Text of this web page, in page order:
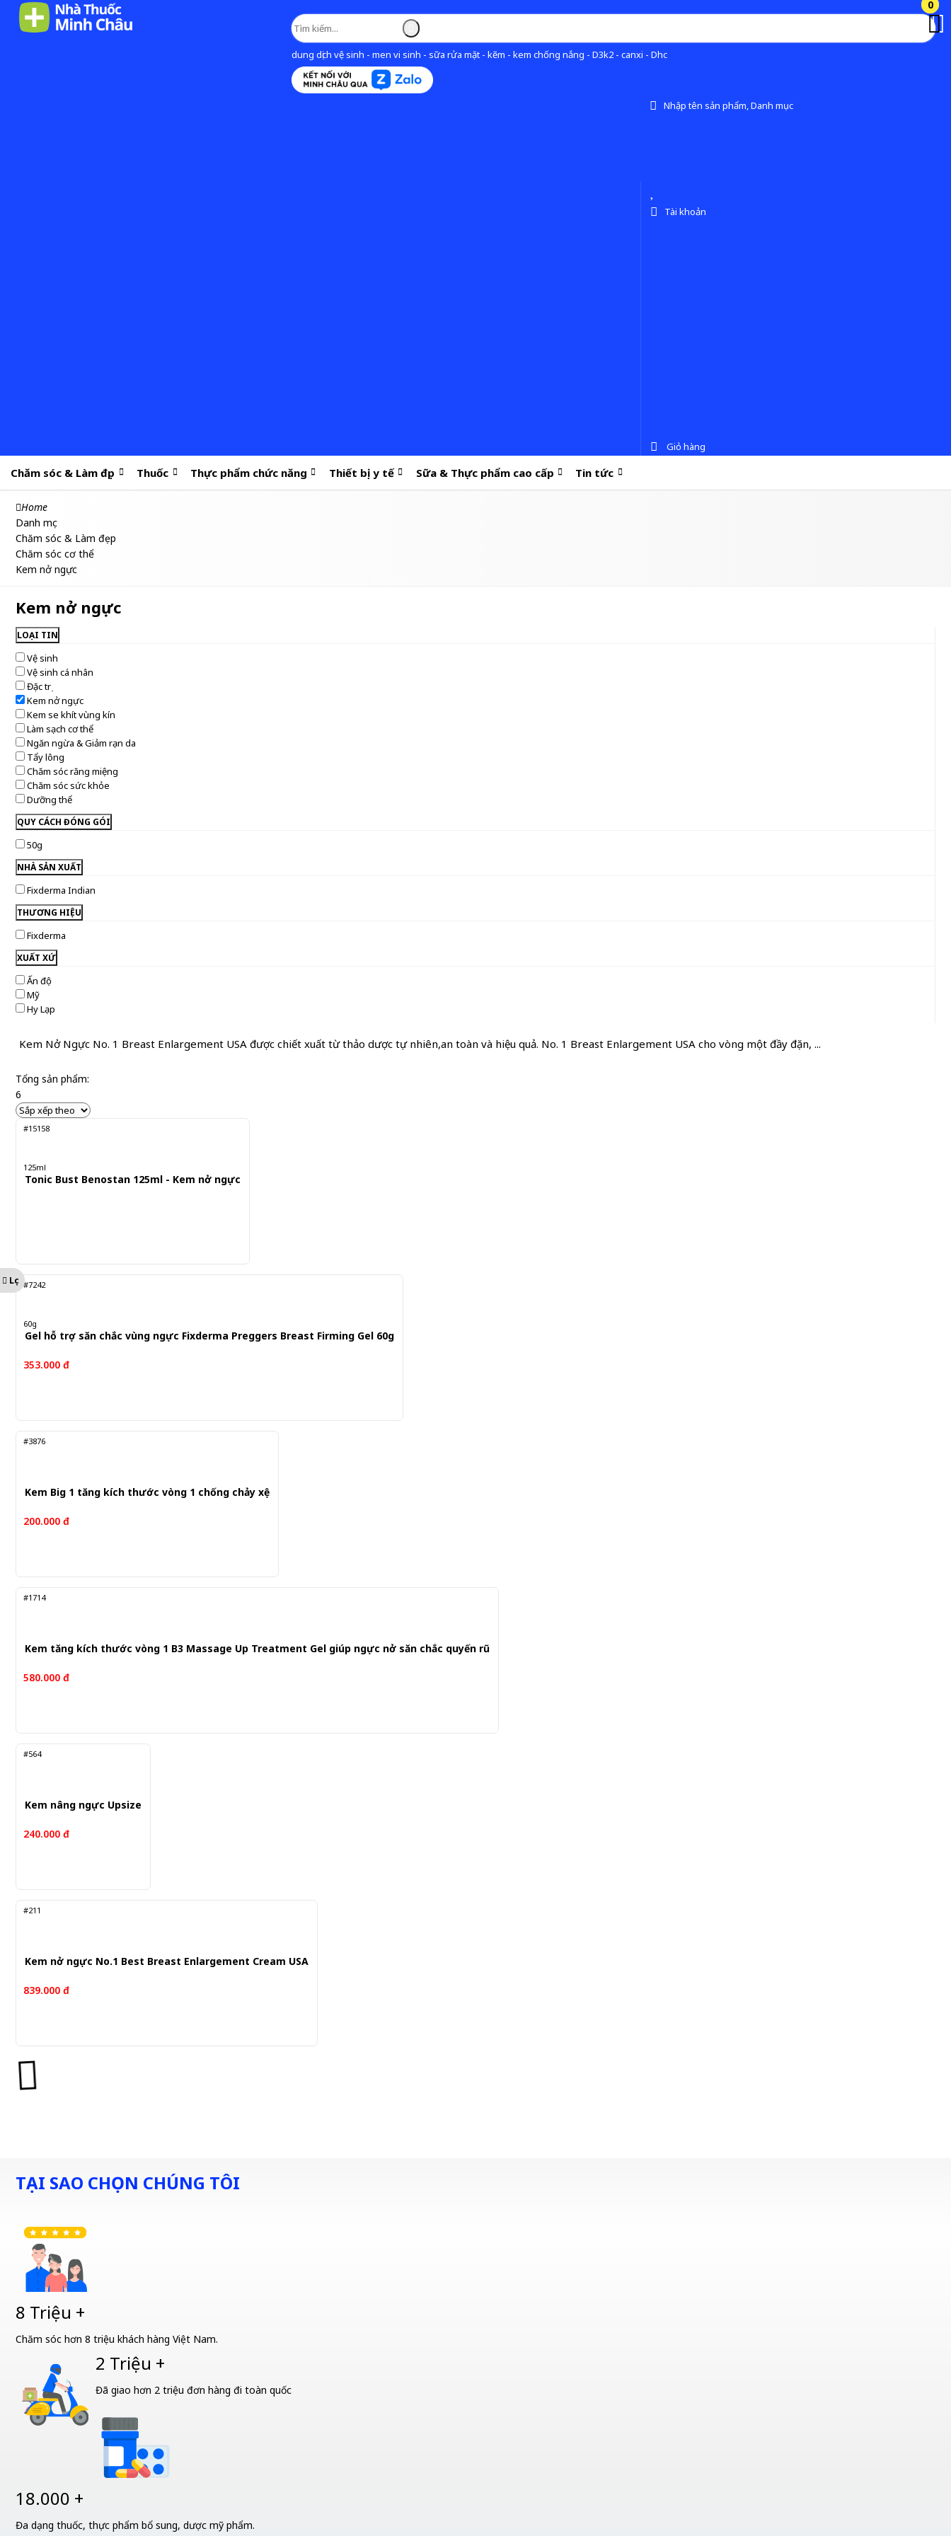
dung dịch vệ sinh - men vi sinh - sữa rửa mặt - kẽm - kem chống nắng - D3k2 - canxi - Dhc
Nhập tên sản phẩm, Danh mục
0
Tài khoản
0
Giỏ hàng
Chăm sóc & Làm đẹp Thuốc Thực phẩm chức năng Thiết bị y tế Sữa & Thực phẩm cao cấp Tin tức
Home
Danh mục
Chăm sóc & Làm đẹp
Chăm sóc cơ thể
Kem nở ngực
Kem nở ngực
LOẠI TIN
Vệ sinh
Vệ sinh cá nhân
Đặc trị
Kem nở ngực
Kem se khít vùng kín
Làm sạch cơ thể
Ngăn ngừa & Giảm rạn da
Tẩy lông
Chăm sóc răng miệng
Chăm sóc sức khỏe
Dưỡng thể
QUY CÁCH ĐÓNG GÓI
50g
NHÀ SẢN XUẤT
Fixderma Indian
THƯƠNG HIỆU
Fixderma
XUẤT XỨ
Ấn độ
Mỹ
Hy Lạp
Kem Nở Ngực No. 1 Breast Enlargement USA được chiết xuất từ thảo dược tự nhiên,an toàn và hiệu quả. No. 1 Breast Enlargement USA cho vòng một đầy đặn, ...
Tổng sản phẩm:
6
#15158
125ml
Tonic Bust Benostan 125ml - Kem nở ngực
#7242
60g
Gel hỗ trợ săn chắc vùng ngực Fixderma Preggers Breast Firming Gel 60g
353.000 đ
#3876
Kem Big 1 tăng kích thước vòng 1 chống chảy xệ
200.000 đ
#1714
Kem tăng kích thước vòng 1 B3 Massage Up Treatment Gel giúp ngực nở săn chắc quyến rũ
580.000 đ
#564
Kem nâng ngực Upsize
240.000 đ
#211
Kem nở ngực No.1 Best Breast Enlargement Cream USA
839.000 đ
TẠI SAO CHỌN CHÚNG TÔI
8 Triệu +
Chăm sóc hơn 8 triệu khách hàng Việt Nam.
2 Triệu +
Đã giao hơn 2 triệu đơn hàng đi toàn quốc
18.000 +
Đa dạng thuốc, thực phẩm bổ sung, dược mỹ phẩm.
Lọc